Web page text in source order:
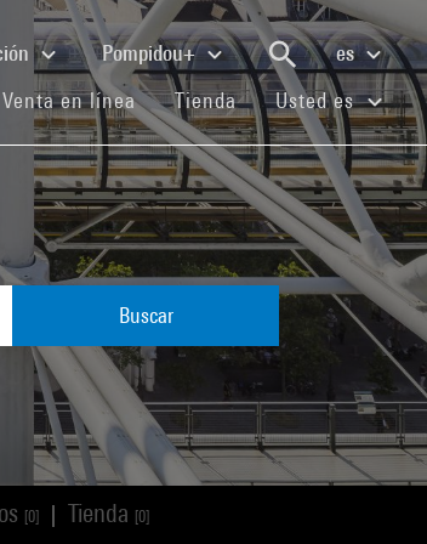
Pompidou+
es
Venta en línea(current)
Tienda(current)Usted es
Buscar
[0] Tienda [0]